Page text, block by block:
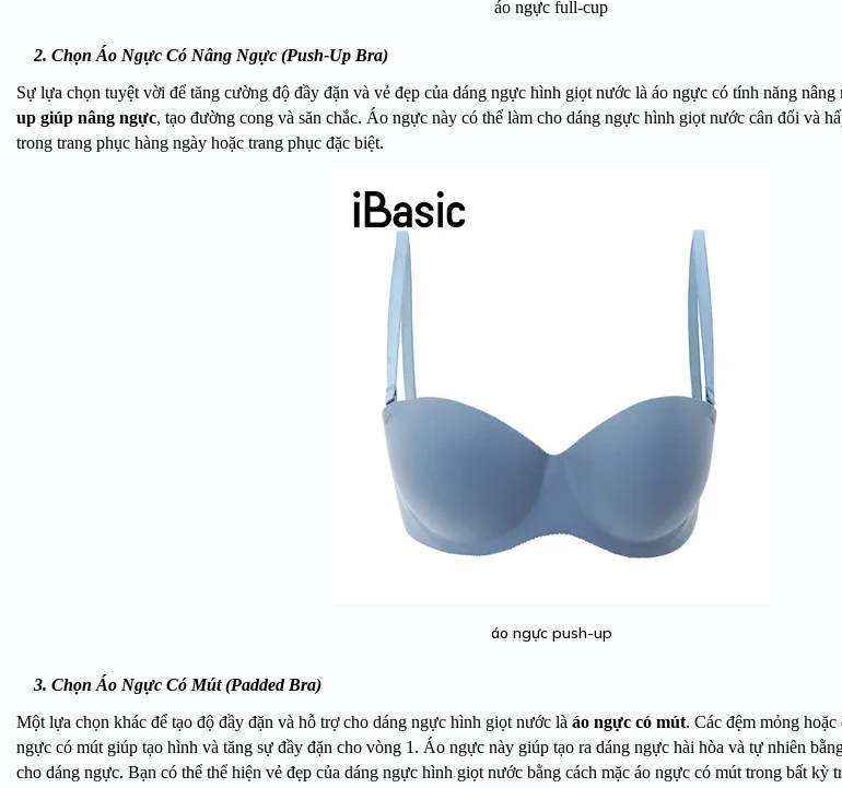
áo ngực full-cup
2. Chọn Áo Ngực Có Nâng Ngực (Push-Up Bra)
Sự lựa chọn tuyệt vời để tăng cường độ đầy đặn và vẻ đẹp của dáng ngực hình giọt nước là áo ngực có tính năng
up giúp nâng ngực, tạo đường cong và săn chắc. Áo ngực này có thể làm cho dáng ngực hình giọt nước cân đối và
trong trang phục hàng ngày hoặc trang phục đặc biệt.
áo ngực push-up
3. Chọn Áo Ngực Có Mút (Padded Bra)
Một lựa chọn khác để tạo độ đầy đặn và hỗ trợ cho dáng ngực hình giọt nước là áo ngực có mút. Các đệm mỏng
ngực có mút giúp tạo hình và tăng sự đầy đặn cho vòng 1. Áo ngực này giúp tạo ra dáng ngực hài hòa và tự nhiên
cho dáng ngực. Bạn có thể thể hiện vẻ đẹp của dáng ngực hình giọt nước bằng cách mặc áo ngực có mút trong bất kỳ